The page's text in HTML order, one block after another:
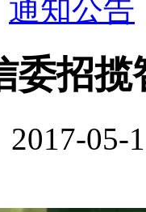
通知公告
委招
2017-05-